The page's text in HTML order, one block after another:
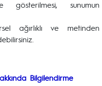
sunumun
ağırlıklı ve metinden
Bilgilendirme